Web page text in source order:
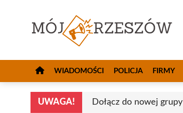
WIADOMOŚCI POLICJA FIRMY
UWAGA! Dołącz do nowej grupy